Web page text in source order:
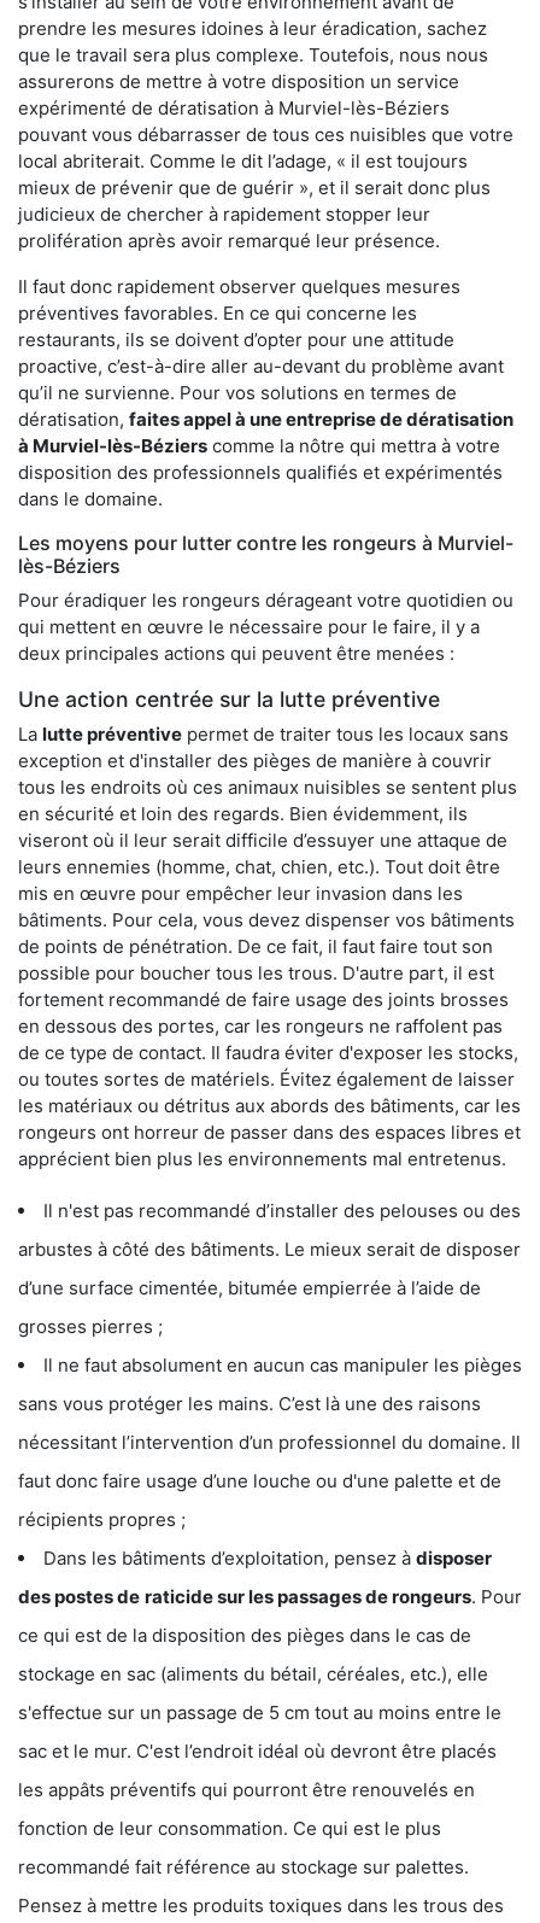
prendre les mesures idoines à leur éradication, sachez
que le travail sera plus complexe. Toutefois, nous nous
assurerons de mettre à votre disposition un service
expérimenté de dératisation à Murviel-lès-Béziers
pouvant vous débarrasser de tous ces nuisibles que votre
local abriterait. Comme le dit l’adage, « il est toujours
mieux de prévenir que de guérir », et il serait donc plus
judicieux de chercher à rapidement stopper leur
prolifération après avoir remarqué leur présence.
Il faut donc rapidement observer quelques mesures
préventives favorables. En ce qui concerne les
restaurants, ils se doivent d’opter pour une attitude
proactive, c’est-à-dire aller au-devant du problème avant
qu’il ne survienne. Pour vos solutions en termes de
dératisation, faites appel à une entreprise de dératisation
à Murviel-lès-Béziers comme la nôtre qui mettra à votre
disposition des professionnels qualifiés et expérimentés
dans le domaine.
Les moyens pour lutter contre les rongeurs à Murviel-
lès-Béziers
Pour éradiquer les rongeurs dérageant votre quotidien ou
qui mettent en œuvre le nécessaire pour le faire, il y a
deux principales actions qui peuvent être menées :
Une action centrée sur la lutte préventive
La lutte préventive permet de traiter tous les locaux sans
exception et d'installer des pièges de manière à couvrir
tous les endroits où ces animaux nuisibles se sentent plus
en sécurité et loin des regards. Bien évidemment, ils
viseront où il leur serait difficile d’essuyer une attaque de
leurs ennemies (homme, chat, chien, etc.). Tout doit être
mis en œuvre pour empêcher leur invasion dans les
bâtiments. Pour cela, vous devez dispenser vos bâtiments
de points de pénétration. De ce fait, il faut faire tout son
possible pour boucher tous les trous. D'autre part, il est
fortement recommandé de faire usage des joints brosses
en dessous des portes, car les rongeurs ne raffolent pas
de ce type de contact. Il faudra éviter d'exposer les stocks,
ou toutes sortes de matériels. Évitez également de laisser
les matériaux ou détritus aux abords des bâtiments, car les
rongeurs ont horreur de passer dans des espaces libres et
apprécient bien plus les environnements mal entretenus.
Il n'est pas recommandé d’installer des pelouses ou des
arbustes à côté des bâtiments. Le mieux serait de disposer
d’une surface cimentée, bitumée empierrée à l’aide de
grosses pierres ;
Il ne faut absolument en aucun cas manipuler les pièges
sans vous protéger les mains. C’est là une des raisons
nécessitant l’intervention d’un professionnel du domaine. Il
faut donc faire usage d’une louche ou d'une palette et de
récipients propres ;
Dans les bâtiments d’exploitation, pensez à disposer
des postes de raticide sur les passages de rongeurs. Pour
ce qui est de la disposition des pièges dans le cas de
stockage en sac (aliments du bétail, céréales, etc.), elle
s'effectue sur un passage de 5 cm tout au moins entre le
sac et le mur. C'est l’endroit idéal où devront être placés
les appâts préventifs qui pourront être renouvelés en
fonction de leur consommation. Ce qui est le plus
recommandé fait référence au stockage sur palettes.
Pensez à mettre les produits toxiques dans les trous des